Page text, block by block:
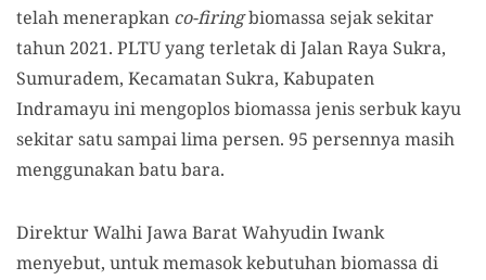
telah menerapkan co-firingbiomassa sejak sekitar
tahun 2021. PLTU yang terletak di Jalan Raya Sukra,
Sumuradem, Kecamatan Sukra, Kabupaten
Indramayu ini mengoplos biomassa jenis serbuk kayu
sekitar satu sampai lima persen. 95 persennya masih
menggunakan batu bara.
Direktur Walhi Jawa Barat Wahyudin Iwank
menyebut, untuk memasok kebutuhan biomassa di